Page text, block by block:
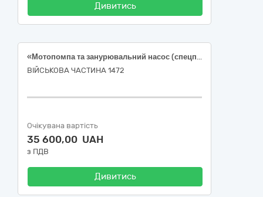
Дивитись
«Мотопомпа та занурювальний насос (спецпризначення)»
ВІЙСЬКОВА ЧАСТИНА 1472
Очікувана вартість
35 600,00 UAH
з ПДВ
Дивитись